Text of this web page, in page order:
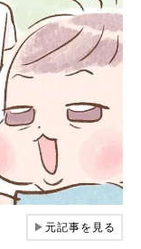
▶元記事を見る